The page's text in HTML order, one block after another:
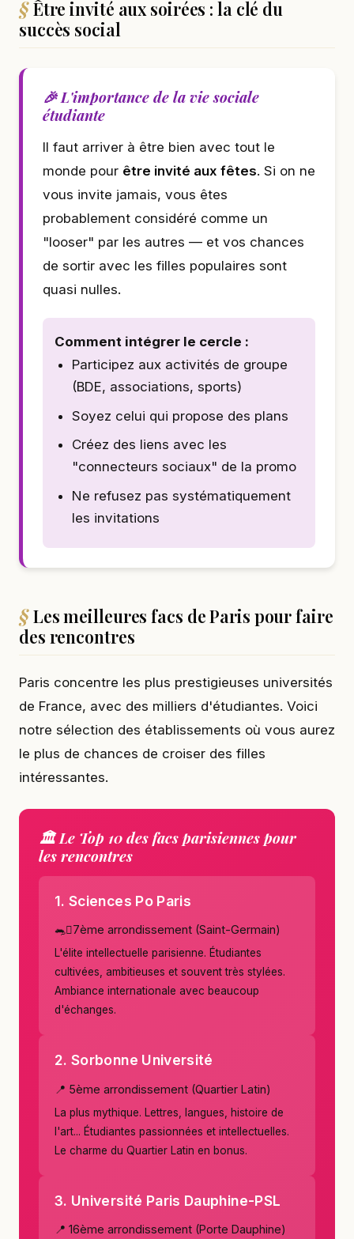
Être invité aux soirées : la clé du
succès social
🎉 L'importance de la vie sociale
étudiante
Il faut arriver à être bien avec tout le
monde pour être invité aux fêtes. Si on ne
vous invite jamais, vous êtes
probablement considéré comme un
"looser" par les autres — et vos chances
de sortir avec les filles populaires sont
quasi nulles.
Comment intégrer le cercle :
Participez aux activités de groupe
(BDE, associations, sports)
Soyez celui qui propose des plans
Créez des liens avec les
"connecteurs sociaux" de la promo
Ne refusez pas systématiquement
les invitations
Les meilleures facs de Paris pour faire
des rencontres
Paris concentre les plus prestigieuses universités
de France, avec des milliers d'étudiantes. Voici
notre sélection des établissements où vous aurez
le plus de chances de croiser des filles
intéressantes.
🏛️ Le Top 10 des facs parisiennes pour
les rencontres
1. Sciences Po Paris
🐀񃐠7ème arrondissement (Saint-Germain)
L'élite intellectuelle parisienne. Étudiantes
cultivées, ambitieuses et souvent très stylées.
Ambiance internationale avec beaucoup
d'échanges.
2. Sorbonne Université
📍 5ème arrondissement (Quartier Latin)
La plus mythique. Lettres, langues, histoire de
l'art... Étudiantes passionnées et intellectuelles.
Le charme du Quartier Latin en bonus.
3. Université Paris Dauphine-PSL
📍 16ème arrondissement (Porte Dauphine)